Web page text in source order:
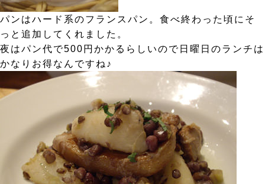
パンはハード系のフランスパン。食べ終わった頃にそ
っと追加してくれました。
夜はパン代で500円かかるらしいので日曜日のランチは
かなりお得なんですね♪